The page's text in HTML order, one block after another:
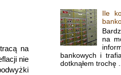
na
nie
Ile
na
bankowych i
dotknąłem trochę ...